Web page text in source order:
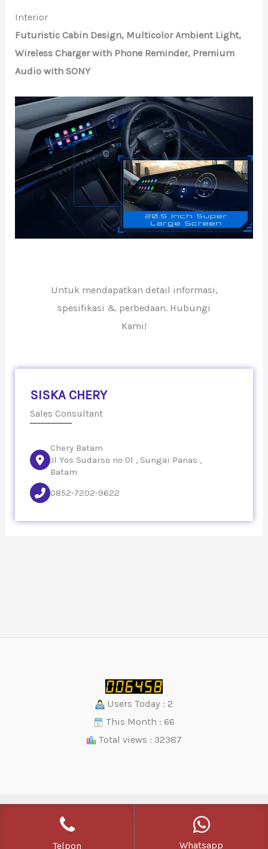
Interior
Futuristic Cabin Design, Multicolor Ambient Light,
Wireless Charger with Phone Reminder, Premium
Audio with SONY
Untuk mendapatkan detail informasi,
spesifikasi & perbedaan. Hubungi
Kami!
SISKA CHERY
Sales Consultant
Chery Batam
Jl Yos Sudarso no 01 , Sungai Panas ,
Batam
0852-7202-9622
Users Today : 2
This Month : 66
Total views : 32387
Copyright © 2026 | Powered by YC Media
Telpon Whatsapp